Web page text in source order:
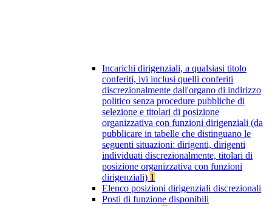
Incarichi dirigenziali, a qualsiasi titolo
conferiti, ivi inclusi quelli conferiti
discrezionalmente dall'organo di indirizzo
politico senza procedure pubbliche di
selezione e titolari di posizione
organizzativa con funzioni dirigenziali (da
pubblicare in tabelle che distinguano le
seguenti situazioni: dirigenti, dirigenti
individuati discrezionalmente, titolari di
posizione organizzativa con funzioni
dirigenziali) 1
Elenco posizioni dirigenziali discrezionali
Posti di funzione disponibili